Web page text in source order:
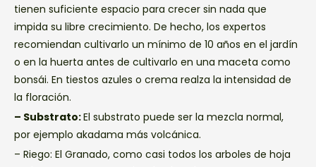
tienen suficiente espacio para crecer sin nada que
impida su libre crecimiento. De hecho, los expertos
recomiendan cultivarlo un mínimo de 10 años en el jardín
o en la huerta antes de cultivarlo en una maceta como
bonsái. En tiestos azules o crema realza la intensidad de
la floración.
– Substrato:El substrato puede ser la mezcla normal,
por ejemplo akadama más volcánica.
– Riego: El Granado, como casi todos los arboles de hoja